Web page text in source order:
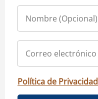
Política de Privacidad